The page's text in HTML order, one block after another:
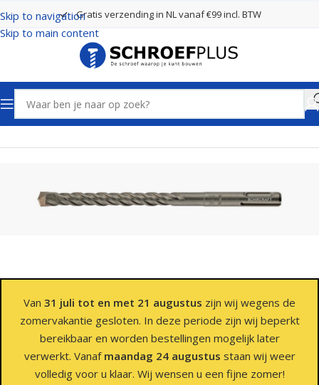
Skip to navigation
Skip to main content
Gratis verzending in NL vanaf €99 incl. BTW
Home Boren SDS Plus Boren 2 Snijders
Van 31 juli tot en met 21 augustus zijn wij wegens de
zomervakantie gesloten. In deze periode zijn wij beperkt
bereikbaar en worden bestellingen mogelijk later
verwerkt. Vanaf maandag 24 augustus staan wij weer
volledig voor u klaar. Wij wensen u een fijne zomer!